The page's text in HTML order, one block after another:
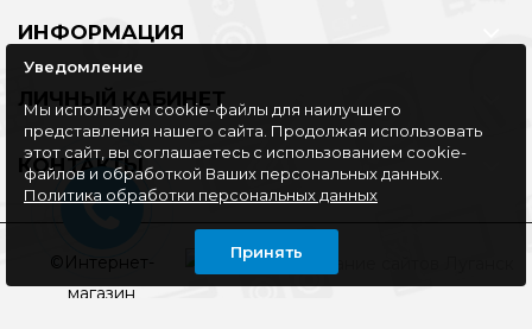
ИНФОРМАЦИЯ
ЛИЧНЫЙ КАБИНЕТ
КОНТАКТЫ
©Интернет-
магазин
Уведомление
Мы используем cookie-файлы для наилучшего
представления нашего сайта. Продолжая использовать
этот сайт, вы соглашаетесь с использованием cookie-
файлов и обработкой Ваших персональных данных.
Политика обработки персональных данных
Принять